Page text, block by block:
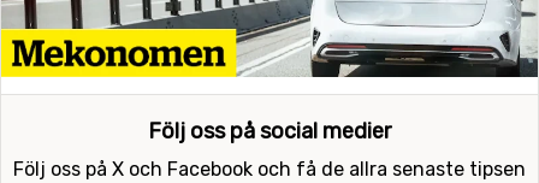
Följ oss på social medier
Följ oss på X och Facebook och få de allra senaste tipsen